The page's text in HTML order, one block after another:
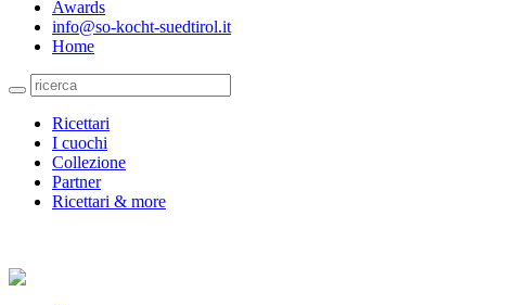
Awards
info@so-kocht-suedtirol.it
Home
Ricettari
I cuochi
Collezione
Partner
Ricettari & more